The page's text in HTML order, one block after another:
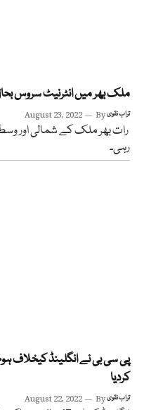
ملک بھر میں انٹرنیٹ سروس
August 23, 2022 Byتراب نقوی
رات بھر ملک کے شمالی اور
رہی۔
پی سی بی نے انگلینڈ کیخلاف
کردیا
August 22, 2022 Byتراب نقوی